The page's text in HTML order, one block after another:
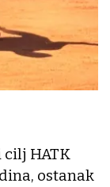
cilj HATK
ostanak